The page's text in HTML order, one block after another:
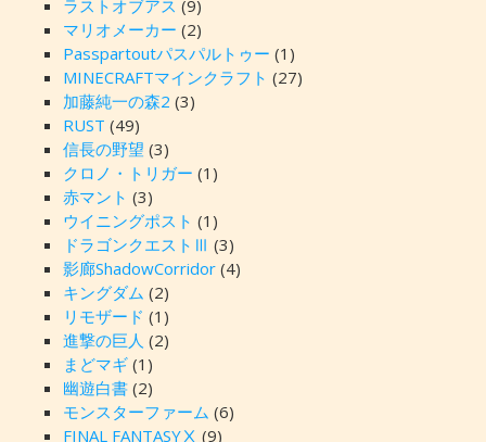
ラストオブアス (9)
マリオメーカー (2)
Passpartoutパスパルトゥー (1)
MINECRAFTマインクラフト (27)
加藤純一の森2 (3)
RUST (49)
信長の野望 (3)
クロノ・トリガー (1)
赤マント (3)
ウイニングポスト (1)
ドラゴンクエストⅢ (3)
影廊ShadowCorridor(4)
キングダム (2)
リモザード (1)
進撃の巨人 (2)
まどマギ(1)
幽遊白書(2)
モンスターファーム (6)
FINAL FANTASYⅩ (9)